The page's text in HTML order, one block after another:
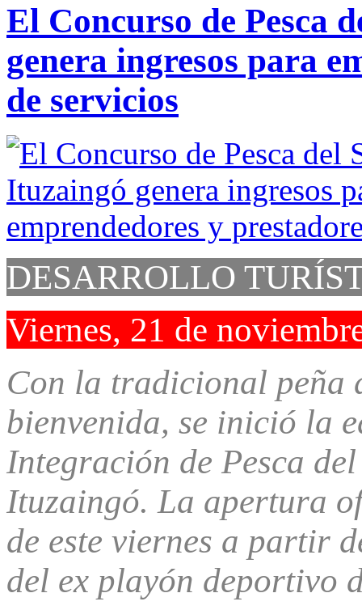
El Concurso de Pesca
genera ingresos para
de servicios
DESARROLLO
Viernes, 21 de
Con la tradicional peña
bienvenida, se inició la
Integración de Pesca
Ituzaingó. La apertura
de este viernes a partir
del ex playón deportivo